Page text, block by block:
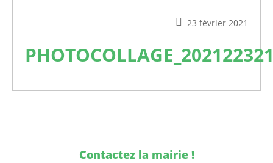
23 février 2021
Contactez la mairie !